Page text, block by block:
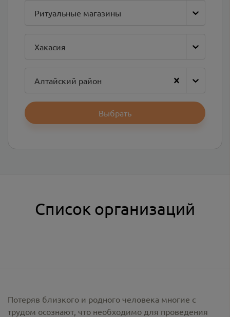
Ритуальные магазины
Хакасия
Алтайский район
Выбрать
Список организаций
Потеряв близкого и родного человека многие с
трудом осознают, что необходимо для проведения